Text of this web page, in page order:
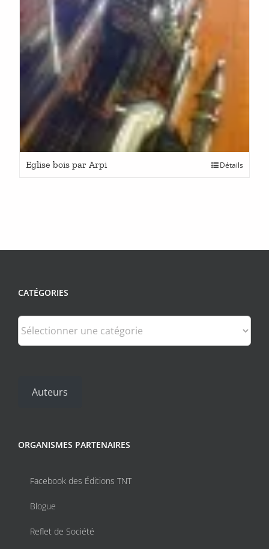
Eglise bois par Arpi Détails
CATÉGORIES
Catégories
Auteurs
ORGANISMES PARTENAIRES
Facebook des Éditions TNT
Blogue
Reflet de Société